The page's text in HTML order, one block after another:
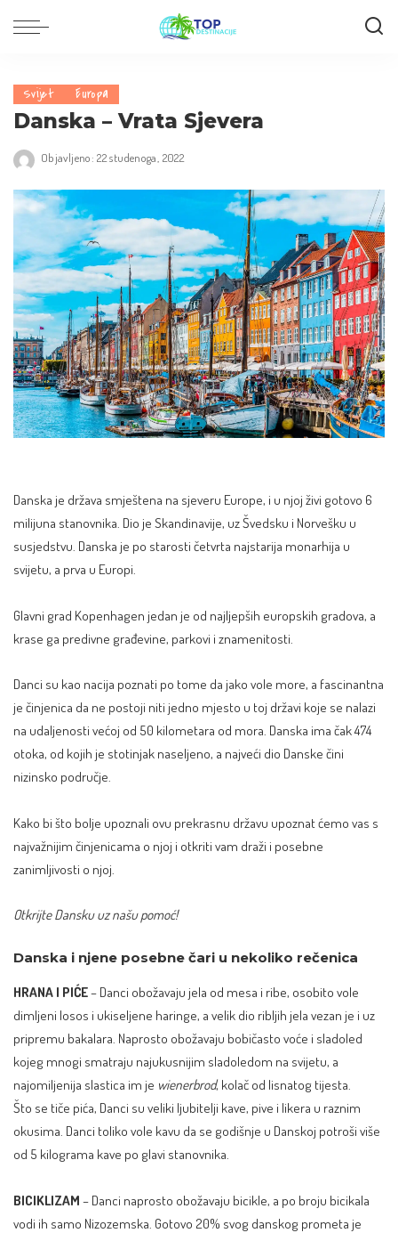
Svijet Europa
Danska – Vrata Sjevera
Objavljeno: 22 studenoga, 2022
Danska je država smještena na sjeveru Europe, i u njoj živi gotovo 6
milijuna stanovnika. Dio je Skandinavije, uz Švedsku i Norvešku u
susjedstvu. Danska je po starosti četvrta najstarija monarhija u
svijetu, a prva u Europi.
Glavni grad Kopenhagen jedan je od najljepših europskih gradova, a
krase ga predivne građevine, parkovi i znamenitosti.
Danci su kao nacija poznati po tome da jako vole more, a fascinantna
je činjenica da ne postoji niti jedno mjesto u toj državi koje se nalazi
na udaljenosti većoj od 50 kilometara od mora. Danska ima čak 474
otoka, od kojih je stotinjak naseljeno, a najveći dio Danske čini
nizinsko područje.
Kako bi što bolje upoznali ovu prekrasnu državu upoznat ćemo vas s
najvažnijim činjenicama o njoj i otkriti vam draži i posebne
zanimljivosti o njoj.
Otkrijte Dansku uz našu pomoć!
Danska i njene posebne čari u nekoliko rečenica
HRANA I PIĆE– Danci obožavaju jela od mesa i ribe, osobito vole
dimljeni losos i ukiseljene haringe, a velik dio ribljih jela vezan je i uz
pripremu bakalara. Naprosto obožavaju bobičasto voće i sladoled
kojeg mnogi smatraju najukusnijim sladoledom na svijetu, a
najomiljenija slastica im je wienerbrod, kolač od lisnatog tijesta.
Što se tiče pića, Danci su veliki ljubitelji kave, pive i likera u raznim
okusima. Danci toliko vole kavu da se godišnje u Danskoj potroši više
od 5 kilograma kave po glavi stanovnika.
BICIKLIZAM – Danci naprosto obožavaju bicikle, a po broju bicikala
vodi ih samo Nizozemska. Gotovo 20% svog danskog prometa je